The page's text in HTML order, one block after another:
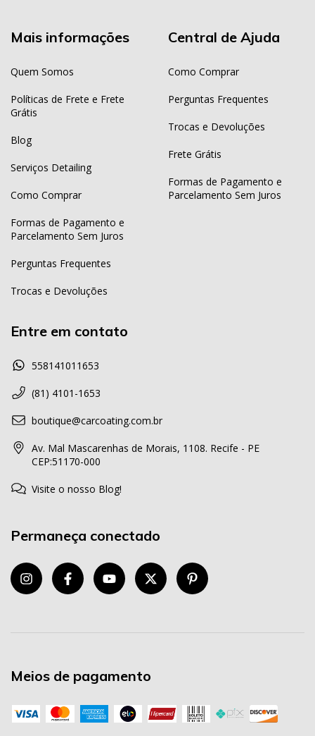
Mais informações
Quem Somos
Políticas de Frete e Frete
Grátis
Blog
Serviços Detailing
Como Comprar
Formas de Pagamento e
Parcelamento Sem Juros
Perguntas Frequentes
Trocas e Devoluções
Central de Ajuda
Como Comprar
Perguntas Frequentes
Trocas e Devoluções
Frete Grátis
Formas de Pagamento e
Parcelamento Sem Juros
Entre em contato
558141011653
(81) 4101-1653
boutique@carcoating.com.br
Av. Mal Mascarenhas de Morais, 1108. Recife - PE
CEP:51170-000
Visite o nosso Blog!
Permaneça conectado
Meios de pagamento